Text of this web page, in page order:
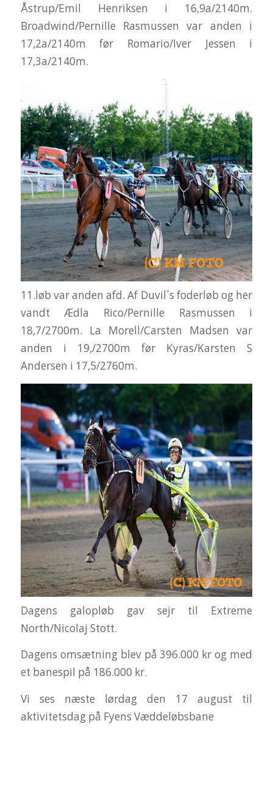
Åstrup/Emil Henriksen i 16,9a/2140m.
Broadwind/Pernille Rasmussen var anden i
17,2a/2140m før Romario/Iver Jessen i
17,3a/2140m.
11.løb var anden afd. Af Duvil´s foderløb og her
vandt Ædla Rico/Pernille Rasmussen i
18,7/2700m. La Morell/Carsten Madsen var
anden i 19,/2700m før Kyras/Karsten S
Andersen i 17,5/2760m.
Dagens galopløb gav sejr til Extreme
North/Nicolaj Stott.
Dagens omsætning blev på 396.000 kr og med
et banespil på 186.000 kr.
Vi ses næste lørdag den 17 august til
aktivitetsdag på Fyens Væddeløbsbane